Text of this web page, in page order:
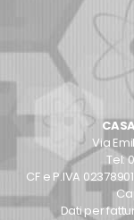
Via
Tel:
CF e P.IVA
Dati per